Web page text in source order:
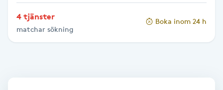
BIAB
4 tjänster
matchar sökning
Boka inom 24 h